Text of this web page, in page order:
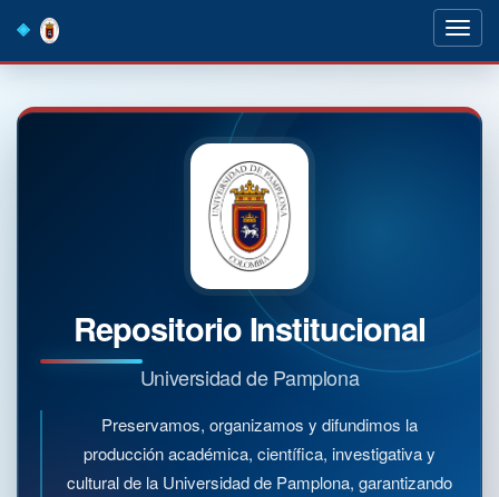
navigation
Repositorio Institucional
Universidad de Pamplona
Preservamos, organizamos y difundimos la
producción académica, científica, investigativa y
cultural de la Universidad de Pamplona, garantizando